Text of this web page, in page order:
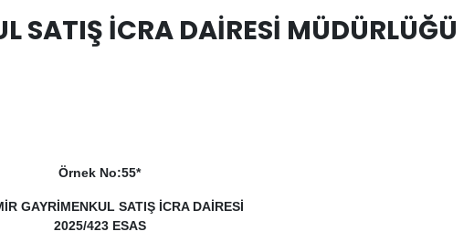
SATIŞ İCRA DAİRESİ MÜDÜRLÜĞÜ
Örnek No:55*
GAYRİMENKUL SATIŞ İCRA DAİRESİ
2025/423 ESAS